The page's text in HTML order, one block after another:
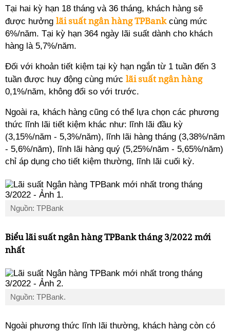
Tại hai kỳ hạn 18 tháng và 36 tháng, khách hàng sẽ
được hưởng lãi suất ngân hàng TPBankcùng mức
6%/năm. Tại kỳ hạn 364 ngày lãi suất dành cho khách
hàng là 5,7%/năm.
Đối với khoản tiết kiệm tại kỳ hạn ngắn từ 1 tuần đến 3
tuần được huy động cùng mức lãi suất ngân hàng
0,1%/năm, không đổi so với trước.
Ngoài ra, khách hàng cũng có thể lựa chọn các phương
thức lĩnh lãi tiết kiệm khác như: lĩnh lãi đầu kỳ
(3,15%/năm - 5,3%/năm), lĩnh lãi hàng tháng (3,38%/năm
- 5,6%/năm), lĩnh lãi hàng quý (5,25%/năm - 5,65%/năm)
chỉ áp dụng cho tiết kiệm thường, lĩnh lãi cuối kỳ.
Nguồn: TPBank
Biểu lãi suất ngân hàng TPBank tháng 3/2022 mới
nhất
Nguồn: TPBank.
Ngoài phương thức lĩnh lãi thường, khách hàng còn có